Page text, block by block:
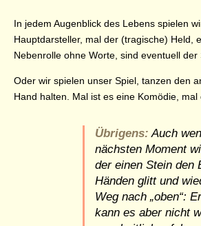
In jedem Augenblick des Lebens spielen
Hauptdarsteller, mal der (tragische) Held,
Nebenrolle ohne Worte, sind eventuell
Oder wir spielen unser Spiel, tanzen den
Hand halten. Mal ist es eine Komödie,
Übrigens: Auch
nächsten Moment
der einen Stein den
Händen glitt und
Weg nach oben :
kann es aber nicht